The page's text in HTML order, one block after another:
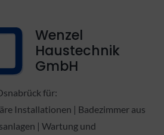
Wenzel
Haustechnik
GmbH
für:
Installationen | Badezimmer aus
| Wartung und